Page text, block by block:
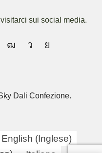
sui social media.
Dali Confezione.
English (Inglese)